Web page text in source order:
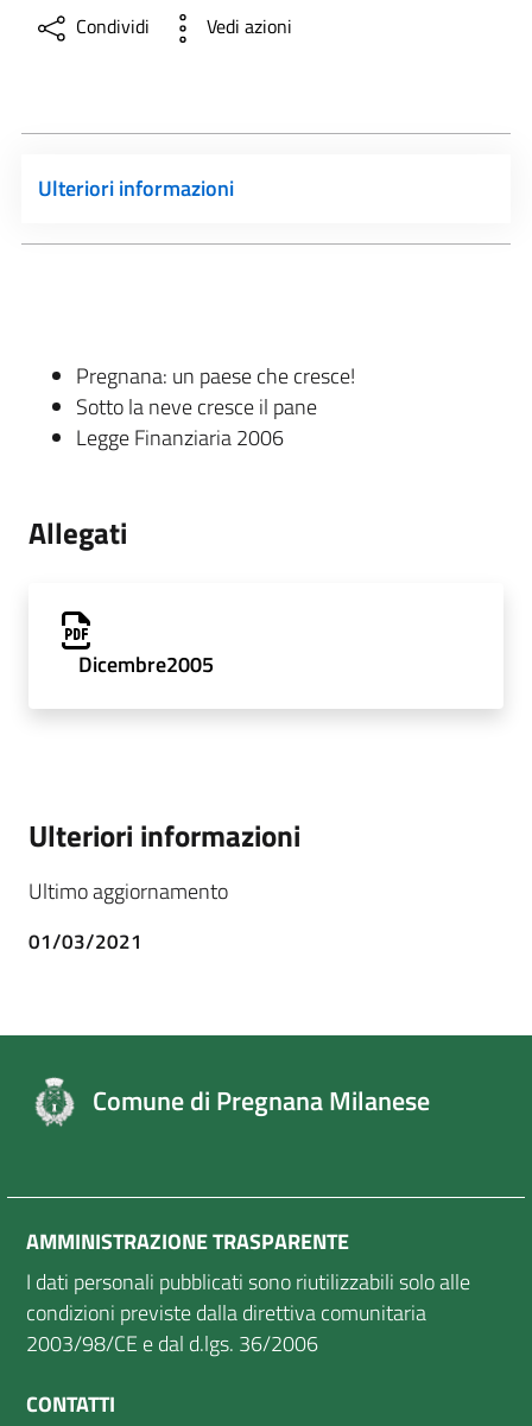
Condividi Vedi azioni
Ulteriori informazioni
Pregnana: un paese che cresce!
Sotto la neve cresce il pane
Legge Finanziaria 2006
Allegati
Dicembre2005
Ulteriori informazioni
Ultimo aggiornamento
01/03/2021
Comune di Pregnana Milanese
AMMINISTRAZIONE TRASPARENTE
I dati personali pubblicati sono riutilizzabili solo alle
condizioni previste dalla direttiva comunitaria
2003/98/CE e dal d.lgs. 36/2006
CONTATTI